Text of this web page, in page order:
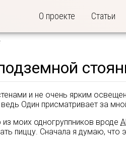
О проекте Статьи
и не очень ярким
Один присматривает за
моих одногруппников вроде
пиццу. Сначала я думаю,